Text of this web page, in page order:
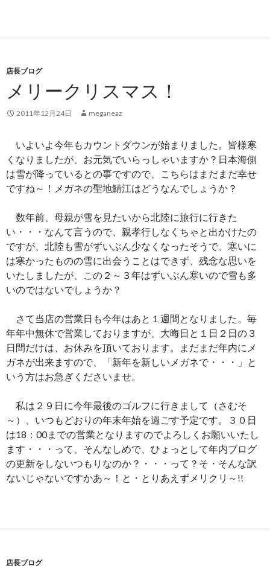
店長ブログ
メリークリスマス！
2011年12月24日 meganeaz
いよいよ今年もカウントダウンが始まりました。皆様寒
くなりましたが、お元気でいらっしゃいますか？日本海側
は雪が降っているとの事ですので、こちらはまだまだ幸せ
ですね～！メガネの聖地鯖江はどうなんでしょうか？
数年前、母親が雪を見たいから北陸に旅行に行きた
い・・・なんて言うので、親孝行しなくちゃと出かけたの
ですが、北陸も雪がずいぶん少なくなったそうで、寒いに
は寒かったものの雪に出会うことはできず、残念な思いを
いたしましたが、この２～３年はずいぶん寒いので雪も多
いのではないでしょうか？
さて当店の営業日も今年はあと１週間となりました。毎
年年中無休で営業しておりますが、大晦日と１日２日の３
日間だけは、お休みを頂いております。まだまだ年内にメ
ガネが出来ますので、「新年を新しいメガネで・・・」と
いう方はお急ぎくださいませ。
私は２９日に今年最後のゴルフに行きまして（さむそ
～）、いつもどおりの年末年始を過ごす予定です。３０日
は18：00までの営業となりますのでよろしくお願いいたし
ます・・・って、そんなしめで、ひょっとして年内ブログ
の更新をしないつもりなのか？・・・って？そ・そんな訳
ないじゃないですかあ～！と・とりあえずメリクリ～!!
店長ブログ